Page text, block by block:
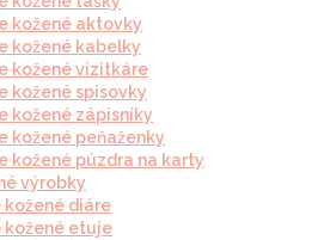
kožené aktovky
kožené kabelky
kožené vizitkáre
kožené spisovky
kožené zápisníky
kožené peňaženky
kožené púzdra na karty
výrobky
kožené diáre
kožené etuje